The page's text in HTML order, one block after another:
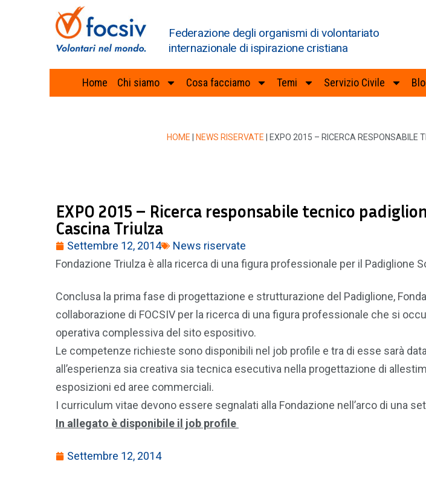
Federazione degli organismi di volontariato
internazionale di ispirazione cristiana
Home Chi siamo Cosa facciamo Temi Servizio Civile
HOME NEWS RISERVATE EXPO 2015 – RICERCA RESPONSABILE
EXPO 2015 – Ricerca responsabile tecnico
Cascina Triulza
Settembre 12, 2014
News riservate
Fondazione Triulza è alla ricerca di una figura professionale per il Padiglione
Conclusa la prima fase di progettazione e strutturazione del Padiglione,
collaborazione di FOCSIV per la ricerca di una figura professionale che si
operativa complessiva del sito espositivo.
Le competenze richieste sono disponibili nel job profile e tra di esse sarà
all’esperienza sia creativa sia tecnica esecutiva nella progettazione di
esposizioni ed aree commerciali.
I curriculum vitae devono essere segnalati alla Fondazione nell’arco di una
In allegato è disponibile il job profile
Settembre 12, 2014